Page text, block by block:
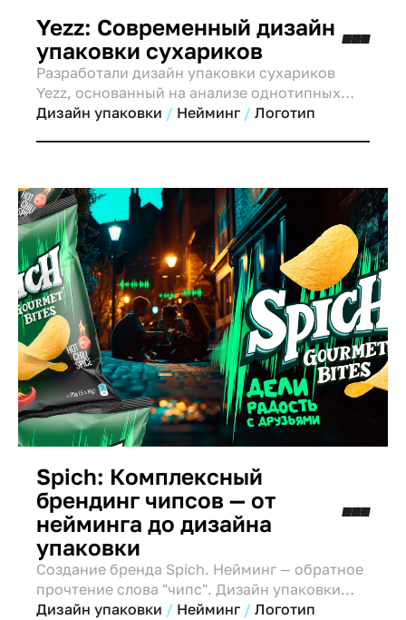
Yezz: Современный дизайн
упаковки сухариков
Разработали дизайн упаковки сухариков
Yezz, основанный на анализе однотипных
конкурентов. Использованы молодежные
Дизайн упаковки Нейминг Логотип
Spich: Комплексный
брендинг чипсов — от
нейминга до дизайна
упаковки
Создание бренда Spich. Нейминг — обратное
прочтение слова "чипс". Дизайн упаковки
использует звуковые волны, символизируя
Дизайн упаковки Нейминг Логотип